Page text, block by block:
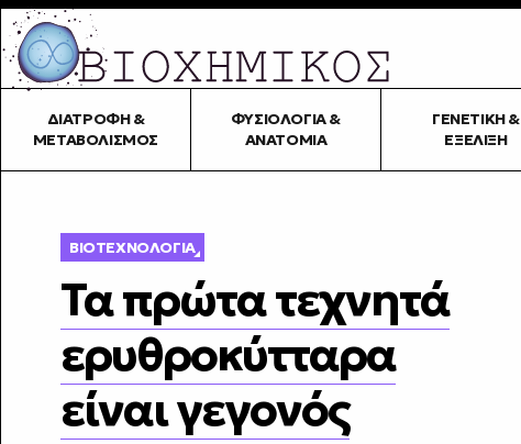
ΔΙΑΤΡΟΦΉ &
ΜΕΤΑΒΟΛΙΣΜΌΣ
ΦΥΣΙΟΛΟΓΊΑ &
ΑΝΑΤΟΜΊΑ
ΓΕΝΕΤΙΚΉ &
ΕΞΈΛΙΞΗ
ΒΙΟΤΕΧΝΟΛΟΓΊΑ
Τα πρώτα τεχνητά
ερυθροκύτταρα
είναι γεγονός